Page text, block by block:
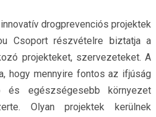
drogprevenciós projektek
Csoport részvételre biztatja a
projekteket, szervezeteket. A
hogy mennyire fontos az ifjúság
és egészségesebb környezet
Olyan projektek kerülnek